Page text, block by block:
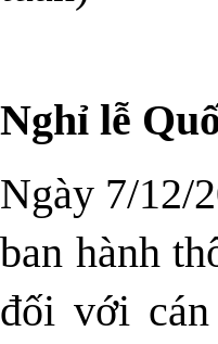
Nghỉ lễ
Ngày 7/12/
ban hành
đối với